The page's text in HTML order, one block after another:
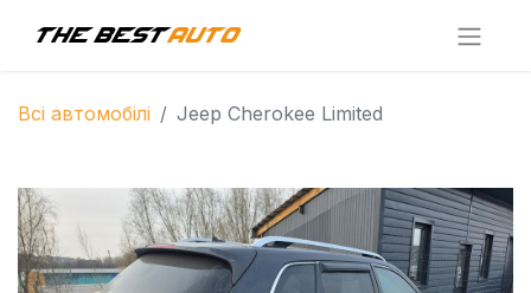
Всі автомобілі Jeep Cherokee Limited